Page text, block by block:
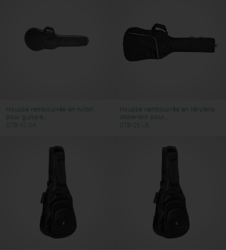
Housse rembourrée en nylon
pour guitare...
Housse rembourrée en térylène
déperlant pour...